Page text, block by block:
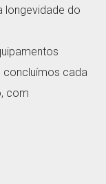
longevidade do
concluímos cada
com